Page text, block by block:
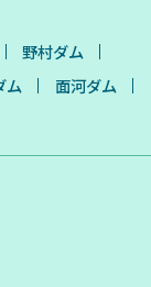
野村ダム
ム
面河ダム